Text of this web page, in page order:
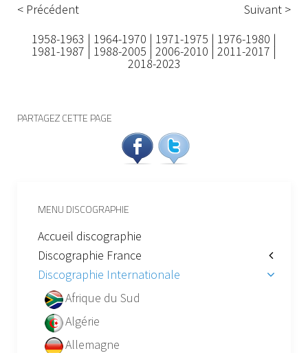
< Précédent
Suivant >
1958-1963 | 1964-1970 | 1971-1975 | 1976-1980 |
1981-1987 1988-2005 2006-2010 2011-2017
2018-2023
PARTAGEZ CETTE PAGE
MENU DISCOGRAPHIE
Accueil discographie
Discographie France
Discographie Internationale
Afrique du Sud
Algérie
Allemagne